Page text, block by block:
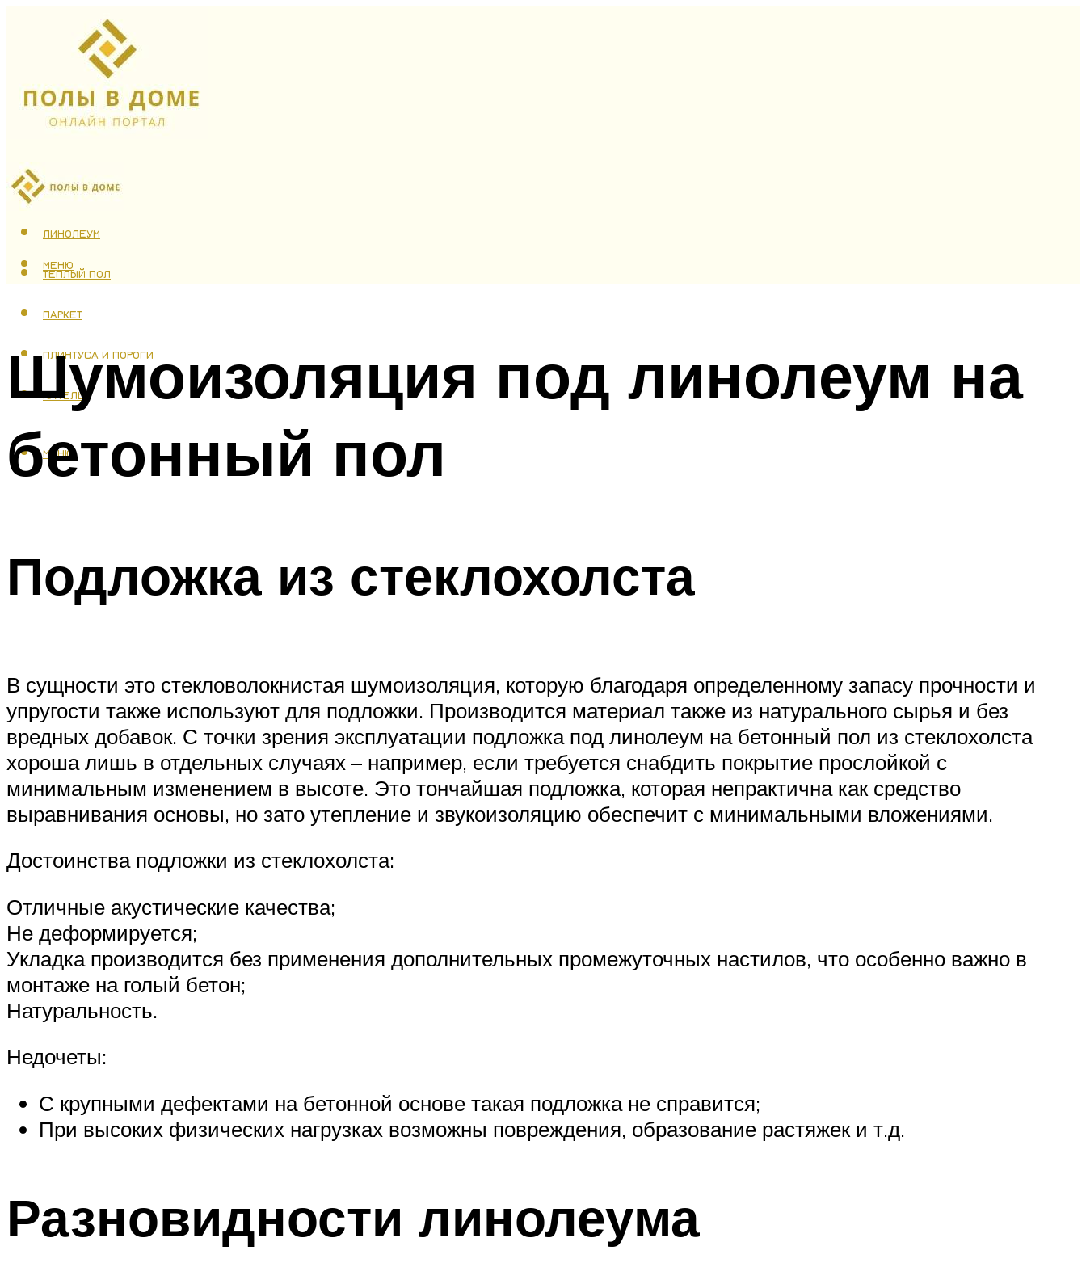
ЛАМИНАТ
ЛИНОЛЕУМ
ТЕПЛЫЙ ПОЛ
ПАРКЕТ
ПЛИНТУСА И ПОРОГИ
КАФЕЛЬ
МЕНЮ
МЕНЮ
Шумоизоляция под линолеум на
бетонный пол
Подложка из стеклохолста
В сущности это стекловолокнистая шумоизоляция, которую благодаря определенному запасу прочности и
упругости также используют для подложки. Производится материал также из натурального сырья и без
вредных добавок. С точки зрения эксплуатации подложка под линолеум на бетонный пол из стеклохолста
хороша лишь в отдельных случаях – например, если требуется снабдить покрытие прослойкой с
минимальным изменением в высоте. Это тончайшая подложка, которая непрактична как средство
выравнивания основы, но зато утепление и звукоизоляцию обеспечит с минимальными вложениями.
Достоинства подложки из стеклохолста:
Отличные акустические качества;
Не деформируется;
Укладка производится без применения дополнительных промежуточных настилов, что особенно важно в
монтаже на голый бетон;
Натуральность.
Недочеты:
С крупными дефектами на бетонной основе такая подложка не справится;
При высоких физических нагрузках возможны повреждения, образование растяжек и т.д.
Разновидности линолеума